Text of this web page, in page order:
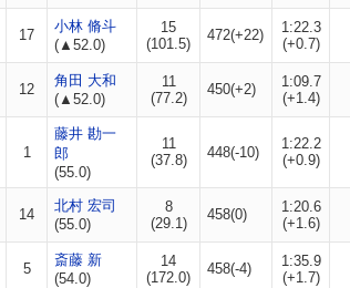
17
小林 脩斗
(▲52.0)
15
(101.5)
472(+22)
1:22.3
(+0.7)
12
角田 大和
(▲52.0)
11
(77.2)
450(+2)
1:09.7
(+1.4)
1
藤井 勘一
郎
(55.0)
11
(37.8)
448(-10)
1:22.2
(+0.9)
14
北村 宏司
(55.0)
8
(29.1)
458(0)
1:20.6
(+1.6)
5
斎藤 新
(54.0)
14
(172.0)
458(-4)
1:35.9
(+1.7)